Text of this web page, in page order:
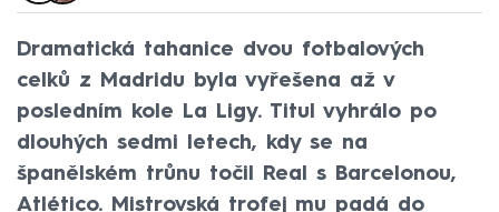
Dramatická tahanice dvou fotbalových
celků z Madridu byla vyřešena až v
posledním kole La Ligy. Titul vyhrálo po
dlouhých sedmi letech, kdy se na
španělském trůnu točil Real s Barcelonou,
Atlético. Mistrovská trofej mu padá do